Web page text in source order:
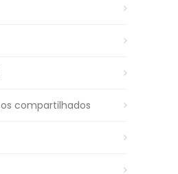
compartilhados